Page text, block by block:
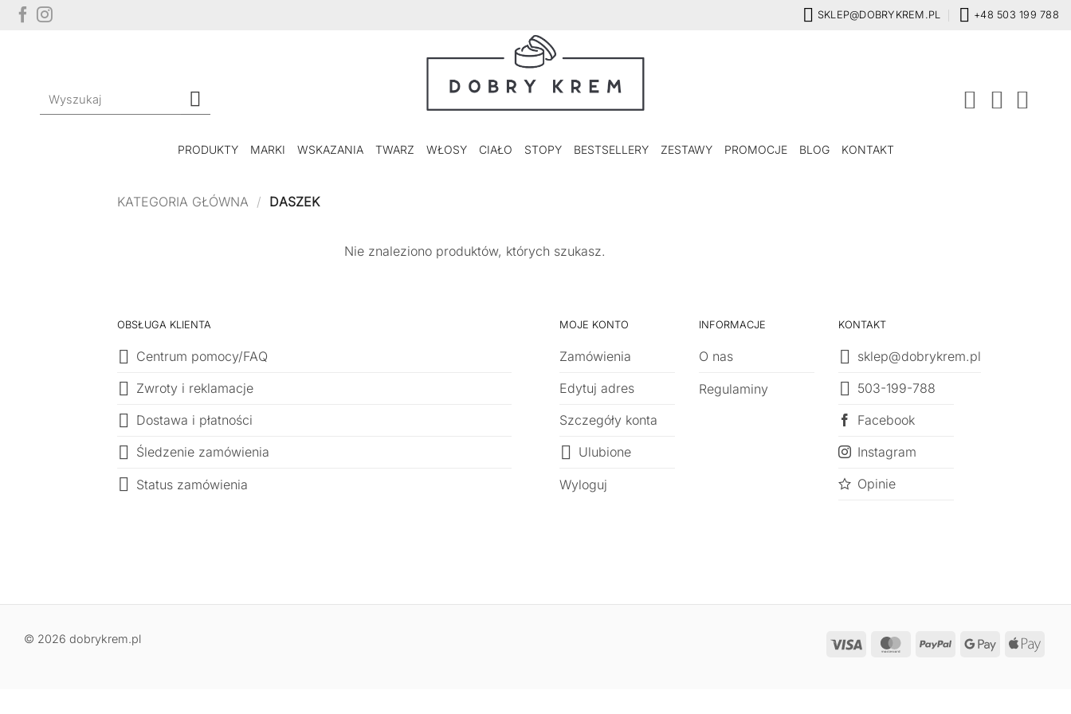
Przewiń
SKLEP@DOBRYKREM.PL +48 503 199 788
Szukaj:
PRODUKTY MARKI WSKAZANIA TWARZ WŁOSY CIAŁO STOPY BESTSELLERY ZESTAWY PROMOCJE BLOG KONTAKT
KATEGORIA GŁÓWNA / DASZEK
Nie znaleziono produktów, których szukasz.
OBSŁUGA KLIENTA
Centrum pomocy/FAQ
Zwroty i reklamacje
Dostawa i płatności
Śledzenie zamówienia
Status zamówienia
MOJE KONTO
Zamówienia
Edytuj adres
Szczegóły konta
Ulubione
Wyloguj
INFORMACJE
O nas
Regulaminy
KONTAKT
sklep@dobrykrem.pl
503-199-788
Facebook
Instagram
Opinie
© 2026 dobrykrem.pl Visa MasterCard
PayPal Google